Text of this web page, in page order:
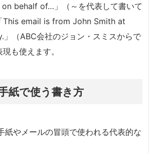
on behalf of…」（～を代表して書いて
This email is from John Smith at
」（ABC会社のジョン・スミスからで
も使えます。
紙で使う書き方
紙やメールの冒頭で使われる代表的な